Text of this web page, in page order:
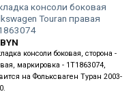
консоли боковая
Touran правая
BYN
консоли боковая, сторона -
маркировка - 1T1863074,
на Фольксваген Туран 2003-